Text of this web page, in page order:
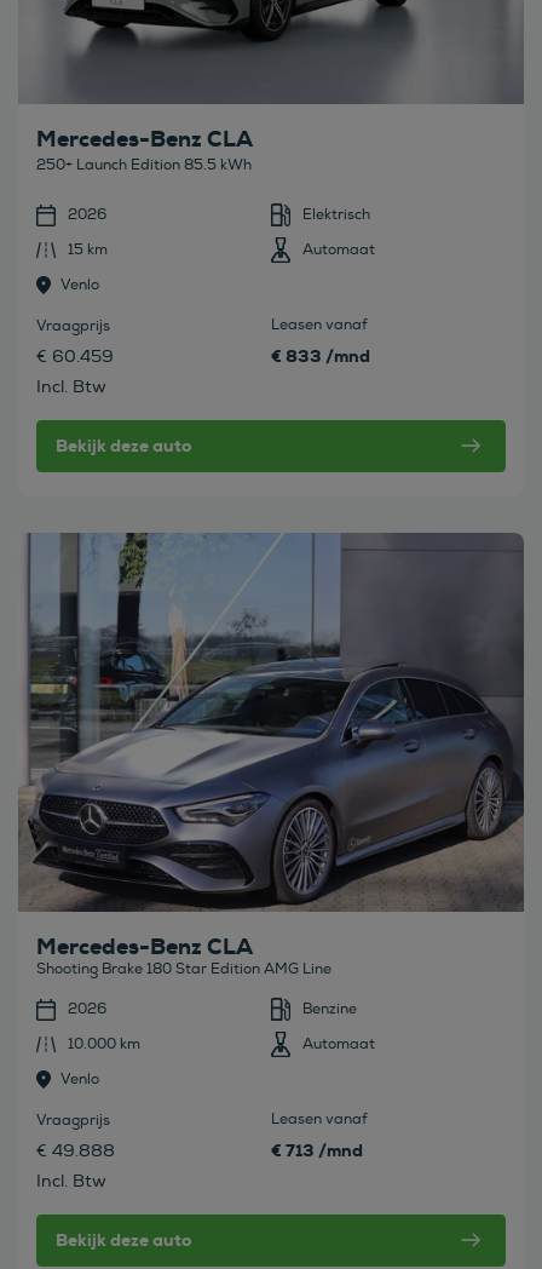
Mercedes-Benz CLA
250+ Launch Edition 85.5 kWh
2026
Elektrisch
15 km
Automaat
Venlo
Vraagprijs
€ 60.459
Incl. Btw
Leasen vanaf
€ 833 /mnd
Bekijk deze auto
Bekijk deze auto
Mercedes-Benz CLA
Shooting Brake 180 Star Edition AMG Line
2026
Benzine
10.000 km
Automaat
Venlo
Vraagprijs
€ 49.888
Incl. Btw
Leasen vanaf
€ 713 /mnd
Bekijk deze auto